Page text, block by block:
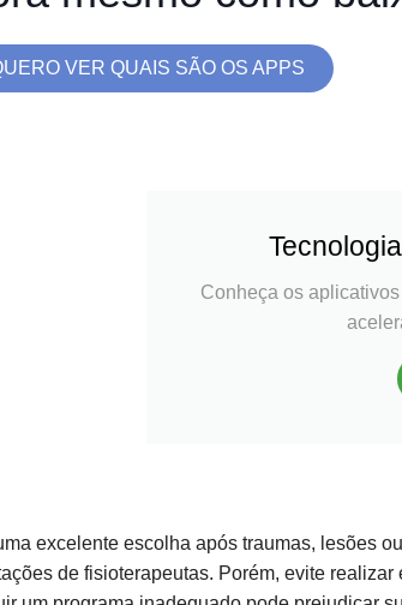
VER QUAIS SÃO OS APPS
Conheça os
excelente escolha após traumas, lesões
de fisioterapeutas. Porém, evite